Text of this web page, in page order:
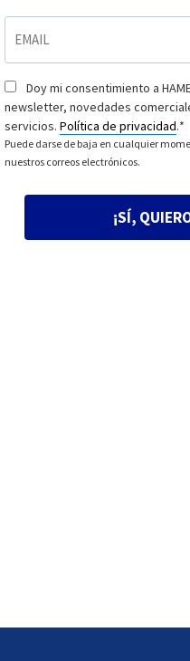
Consentimiento*
Doy mi consentimiento a
newsletter, novedades
servicios. Política de privacidad.*
Puede darse de baja en cualquier
nuestros correos electrónicos.